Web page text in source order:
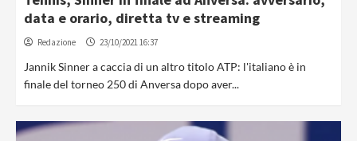
data e orario, diretta tv e streaming
Redazione 23/10/2021 16:37
Jannik Sinner a caccia di un altro titolo ATP: l'italiano è in
finale del torneo 250 di Anversa dopo aver...